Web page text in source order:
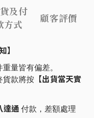
及付
方式
顧客評價
】
量皆有偏差。
貨款將按 【出貨當天實
達通 付款，差額處理